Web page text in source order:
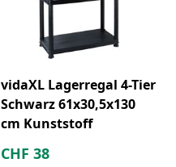
vidaXL Lagerregal 4-Tier
Schwarz 61x30,5x130
cm Kunststoff
CHF 38